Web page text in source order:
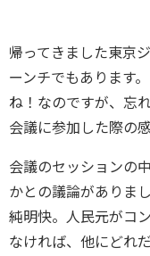
帰ってきました東京
ーンチでもあります
ね！なのですが、忘
会議に参加した際の
会議のセッションの
かとの議論がありま
純明快。人民元がコ
なければ、他にどれ